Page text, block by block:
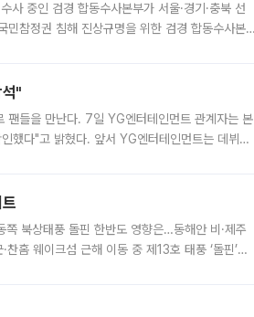
중인 검경 합동수사본부가 서울·경기·충북 선
참정권 침해 진상규명을 위한 검경 합동수사본
"
들을 만난다. 7일 YG엔터테인먼트 관계자는 본
했다"고 밝혔다. 앞서 YG엔터테인먼트는 데뷔
북상태풍 돌핀 한반도 영향은…동해안 비·제주
홈 웨이크섬 근해 이동 중 제13호 태풍 ‘돌핀’이